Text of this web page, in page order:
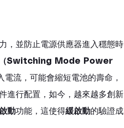
，並防止電源供應器進入穩態時
（Switching Mode Power
電流，可能會縮短電池的壽命，
進行配置，如今，越來越多創新
動功能，這使得緩啟動的驗證成